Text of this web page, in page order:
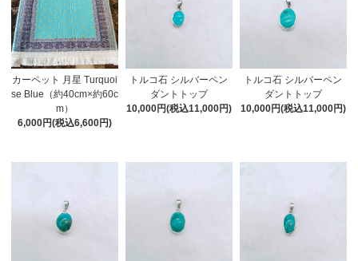
カーペット 月星 Turquoi
se Blue（約40cm×約60c
m）
6,000円(税込6,600円)
トルコ石 シルバーペン
ダントトップ
10,000円(税込11,000円)
トルコ石 シルバーペン
ダントトップ
10,000円(税込11,000円)